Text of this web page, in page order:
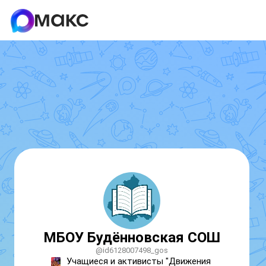
МБОУ Будённовская СОШ
@id6128007498_gos
Учащиеся и активисты "Движения